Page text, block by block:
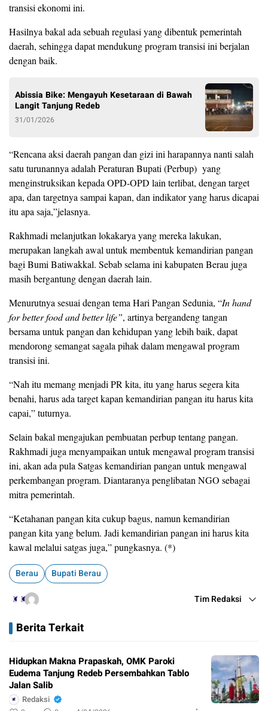
transisi ekonomi ini.
Hasilnya bakal ada sebuah regulasi yang dibentuk pemerintah
daerah, sehingga dapat mendukung program transisi ini berjalan
dengan baik.
Abissia Bike: Mengayuh Kesetaraan di Bawah
Langit Tanjung Redeb
31/01/2026
“Rencana aksi daerah pangan dan gizi ini harapannya nanti salah
satu turunannya adalah Peraturan Bupati (Perbup) yang
menginstruksikan kepada OPD-OPD lain terlibat, dengan target
apa, dan targetnya sampai kapan, dan indikator yang harus dicapai
itu apa saja,”jelasnya.
Rakhmadi melanjutkan lokakarya yang mereka lakukan,
merupakan langkah awal untuk membentuk kemandirian pangan
bagi Bumi Batiwakkal. Sebab selama ini kabupaten Berau juga
masih bergantung dengan daerah lain.
Menurutnya sesuai dengan tema Hari Pangan Sedunia, “In hand
for better food and better life”, artinya bergandeng tangan
bersama untuk pangan dan kehidupan yang lebih baik, dapat
mendorong semangat sagala pihak dalam mengawal program
transisi ini.
“Nah itu memang menjadi PR kita, itu yang harus segera kita
benahi, harus ada target kapan kemandirian pangan itu harus kita
capai,” tuturnya.
Selain bakal mengajukan pembuatan perbup tentang pangan.
Rakhmadi juga menyampaikan untuk mengawal program transisi
ini, akan ada pula Satgas kemandirian pangan untuk mengawal
perkembangan program. Diantaranya penglibatan NGO sebagai
mitra pemerintah.
“Ketahanan pangan kita cukup bagus, namun kemandirian
pangan kita yang belum. Jadi kemandirian pangan ini harus kita
kawal melalui satgas juga,” pungkasnya. (*)
Berau Bupati Berau
Tim Redaksi
Berita Terkait
Hidupkan Makna Prapaskah, OMK Paroki
Eudema Tanjung Redeb Persembahkan Tablo
Jalan Salib
Redaksi